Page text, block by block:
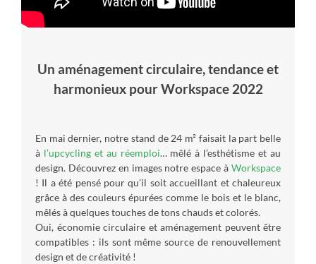
Un aménagement circulaire, tendance et
harmonieux pour Workspace 2022
En mai dernier, notre stand de 24 m² faisait la part belle
à l’upcycling et au réemploi… mêlé à l’esthétisme et au
design. Découvrez en images notre espace à Workspace
! Il a été pensé pour qu’il soit accueillant et chaleureux
grâce à des couleurs épurées comme le bois et le blanc,
mêlés à quelques touches de tons chauds et colorés.
Oui, économie circulaire et aménagement peuvent être
compatibles : ils sont même source de renouvellement
design et de créativité !